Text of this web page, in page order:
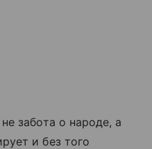
забота о народе, а
и без того